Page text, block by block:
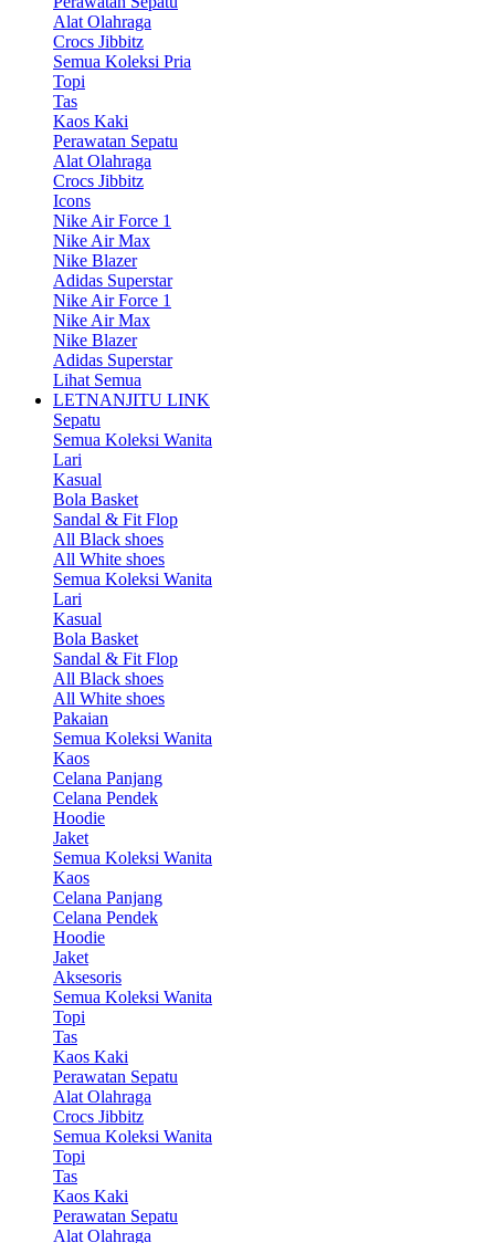
Alat Olahraga
Crocs Jibbitz
Semua Koleksi Pria
Topi
Tas
Kaos Kaki
Perawatan Sepatu
Alat Olahraga
Crocs Jibbitz
Icons
Nike Air Force 1
Nike Air Max
Nike Blazer
Adidas Superstar
Nike Air Force 1
Nike Air Max
Nike Blazer
Adidas Superstar
Lihat Semua
LETNANJITU LINK
Sepatu
Semua Koleksi Wanita
Lari
Kasual
Bola Basket
Sandal & Fit Flop
All Black shoes
All White shoes
Semua Koleksi Wanita
Lari
Kasual
Bola Basket
Sandal & Fit Flop
All Black shoes
All White shoes
Pakaian
Semua Koleksi Wanita
Kaos
Celana Panjang
Celana Pendek
Hoodie
Jaket
Semua Koleksi Wanita
Kaos
Celana Panjang
Celana Pendek
Hoodie
Jaket
Aksesoris
Semua Koleksi Wanita
Topi
Tas
Kaos Kaki
Perawatan Sepatu
Alat Olahraga
Crocs Jibbitz
Semua Koleksi Wanita
Topi
Tas
Kaos Kaki
Perawatan Sepatu
Alat Olahraga